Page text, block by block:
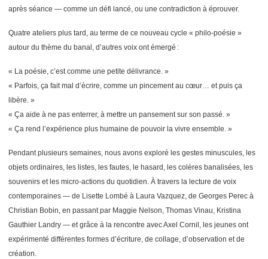
après séance — comme un défi lancé, ou une contradiction à éprouver.
Quatre ateliers plus tard, au terme de ce nouveau cycle « philo-poésie »
autour du thème du banal, d’autres voix ont émergé :
« La poésie, c’est comme une petite délivrance. »
« Parfois, ça fait mal d’écrire, comme un pincement au cœur… et puis ça
libère. »
« Ça aide à ne pas enterrer, à mettre un pansement sur son passé. »
« Ça rend l’expérience plus humaine de pouvoir la vivre ensemble. »
Pendant plusieurs semaines, nous avons exploré les gestes minuscules, les
objets ordinaires, les listes, les fautes, le hasard, les colères banalisées, les
souvenirs et les micro-actions du quotidien. À travers la lecture de voix
contemporaines — de Lisette Lombé à Laura Vazquez, de Georges Perec à
Christian Bobin, en passant par Maggie Nelson, Thomas Vinau, Kristina
Gauthier Landry — et grâce à la rencontre avec Axel Cornil, les jeunes ont
expérimenté différentes formes d’écriture, de collage, d’observation et de
création.